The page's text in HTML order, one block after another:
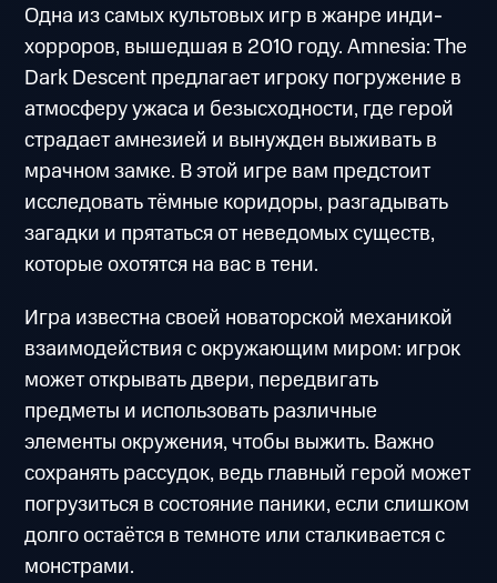
Одна из самых культовых игр в жанре инди-
хорроров, вышедшая в 2010 году. Amnesia: The
Dark Descent предлагает игроку погружение в
атмосферу ужаса и безысходности, где герой
страдает амнезией и вынужден выживать в
мрачном замке. В этой игре вам предстоит
исследовать тёмные коридоры, разгадывать
загадки и прятаться от неведомых существ,
которые охотятся на вас в тени.
Игра известна своей новаторской механикой
взаимодействия с окружающим миром: игрок
может открывать двери, передвигать
предметы и использовать различные
элементы окружения, чтобы выжить. Важно
сохранять рассудок, ведь главный герой может
погрузиться в состояние паники, если слишком
долго остаётся в темноте или сталкивается с
монстрами.